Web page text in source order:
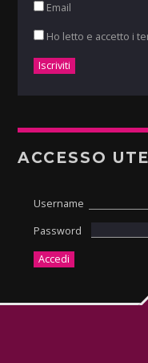
Email
Ho letto e accetto i
ACCESSO
Username
Password